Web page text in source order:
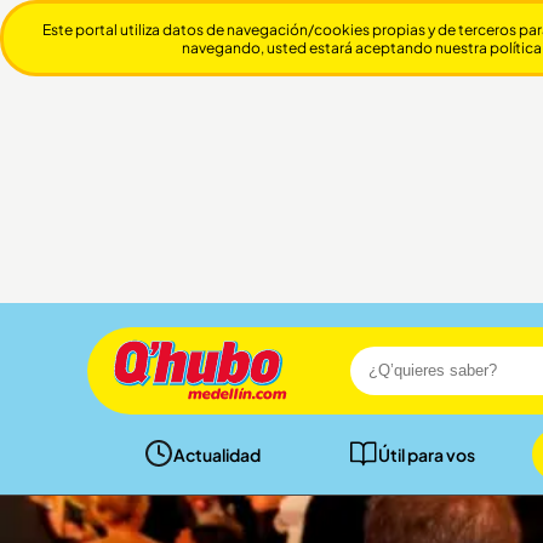
Actualidad Útil para vos
Este portal utiliza datos de navegación/cookies propias y de terceros
navegando, usted estará aceptando nuestra